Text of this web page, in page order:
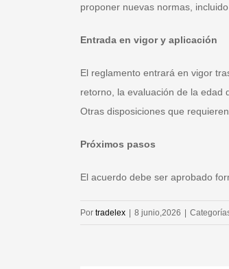
proponer nuevas normas,
Entrada en vigor y aplicación
El reglamento entrará en vigor
retorno, la evaluación de la edad
Otras disposiciones que
Próximos pasos
El acuerdo debe ser aprobado
Por tradelex | 8 junio,2026 |